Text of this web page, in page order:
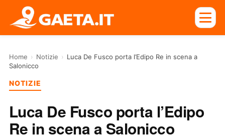
Home › Notizie › Luca De Fusco porta l’Edipo Re in scena a
Salonicco
NOTIZIE
Luca De Fusco porta l’Edipo
Re in scena a Salonicco